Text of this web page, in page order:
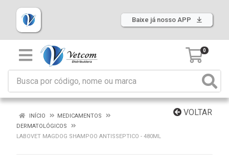
Baixe já nosso APP
0
VOLTAR
INÍCIO
MEDICAMENTOS
DERMATOLÓGICOS
LABOVET MAGDOG SHAMPOO ANTISSEPTICO - 480ML